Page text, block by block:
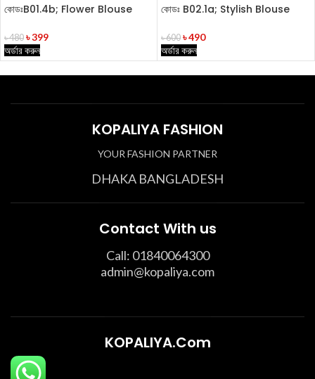
কোডঃB01.4b; Flower Blouse
৳480 ৳399
অর্ডার করুন
কোডঃ B02.1a; Stylish Blouse
৳600 ৳490
অর্ডার করুন
KOPALIYA FASHION
YOUR FASHION PARTNER
DHAKA BANGLADESH
Contact With us
Call: 01840064300
admin@kopaliya.com
KOPALIYA.Com